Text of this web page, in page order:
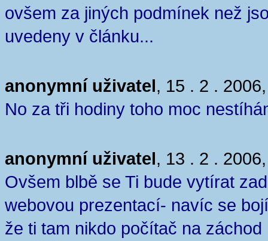
ovšem za jiných podmínek než
uvedeny v článku...
anonymní uživatel, 15 . 2 .
No za tři hodiny toho moc
anonymní uživatel, 13 . 2 .
Ovšem blbě se Ti bude vytírat
webovou prezentací- navíc se
že ti tam nikdo počítač na záchod